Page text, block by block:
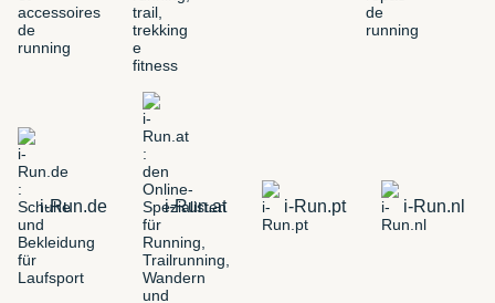
i-Run.de i-Run.at i-Run.pt i-Run.nl